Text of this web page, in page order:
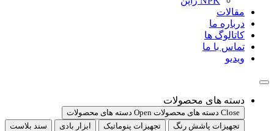
مقالات
درباره ما
کاتالوگ ها
تماس با ما
ویدیو
دسته های محصولات
Close دسته های محصولات
Open دسته های محصولات
تجهیزات پاشش رنگ
تجهیزات پنوماتیک ابزار بادی
سند بلاست